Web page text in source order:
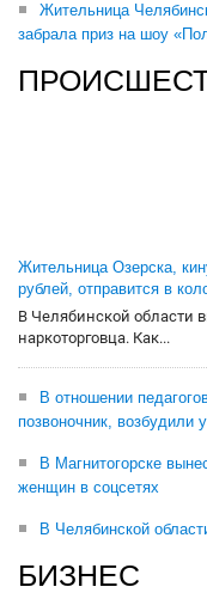
Жительница
забрала приз на шоу
Жительница Озерска,
рублей, отправится в
В Челябинской области
наркоторговца. Как...
В отношении
позвоночник, возбудили
В Магнитогорске
женщин в соцсетях
В Челябинской
БИЗНЕС